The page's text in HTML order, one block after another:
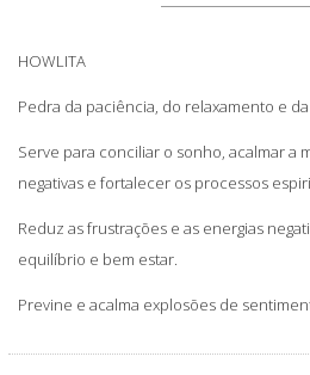
HOWLITA
Pedra da paciência, do relaxamento e
Serve para conciliar o sonho, acalmar a
negativas e fortalecer os processos
Reduz as frustrações e as energias
equilíbrio e bem estar.
Previne e acalma explosões de